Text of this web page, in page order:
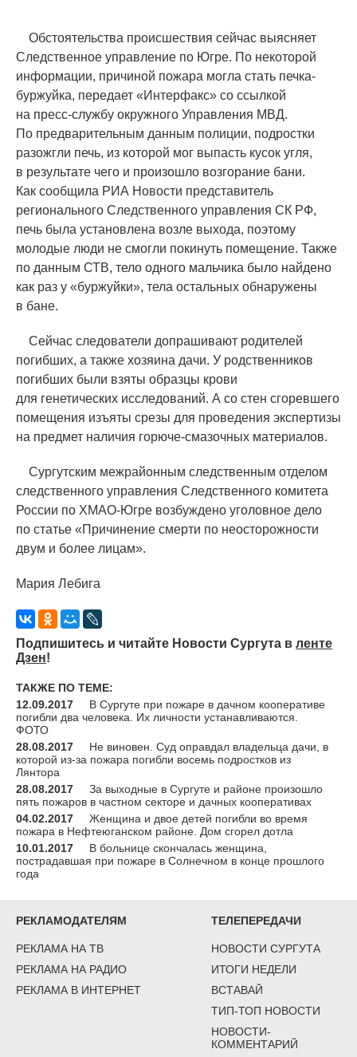
Обстоятельства происшествия сейчас выясняет
Следственное управление по Югре. По некоторой
информации, причиной пожара могла стать печка-
буржуйка, передает «Интерфакс» со ссылкой
на пресс-службу окружного Управления МВД.
По предварительным данным полиции, подростки
разожгли печь, из которой мог выпасть кусок угля,
в результате чего и произошло возгорание бани.
Как сообщила РИА Новости представитель
регионального Следственного управления СК РФ,
печь была установлена возле выхода, поэтому
молодые люди не смогли покинуть помещение. Также
по данным СТВ, тело одного мальчика было найдено
как раз у «буржуйки», тела остальных обнаружены
в бане.
Сейчас следователи допрашивают родителей
погибших, а также хозяина дачи. У родственников
погибших были взяты образцы крови
для генетических исследований. А со стен сгоревшего
помещения изъяты срезы для проведения экспертизы
на предмет наличия горюче-смазочных материалов.
Сургутским межрайонным следственным отделом
следственного управления Следственного комитета
России по ХМАО-Югре возбуждено уголовное дело
по статье «Причинение смерти по неосторожности
двум и более лицам».
Мария Лебига
Подпишитесь и читайте Новости Сургута в ленте
Дзен!
ТАКЖЕ ПО ТЕМЕ:
12.09.2017
В Сургуте при пожаре в дачном кооперативе
погибли два человека. Их личности устанавливаются.
ФОТО
28.08.2017
Не виновен. Суд оправдал владельца дачи, в
которой из-за пожара погибли восемь подростков из
Лянтора
28.08.2017
За выходные в Сургуте и районе произошло
пять пожаров в частном секторе и дачных кооперативах
04.02.2017
Женщина и двое детей погибли во время
пожара в Нефтеюганском районе. Дом сгорел дотла
10.01.2017
В больнице скончалась женщина,
пострадавшая при пожаре в Солнечном в конце прошлого
года
РЕКЛАМОДАТЕЛЯМ
РЕКЛАМА НА ТВ
РЕКЛАМА НА РАДИО
РЕКЛАМА В ИНТЕРНЕТ
ТЕЛЕПЕРЕДАЧИ
НОВОСТИ СУРГУТА
ИТОГИ НЕДЕЛИ
ВСТАВАЙ
ТИП-ТОП НОВОСТИ
НОВОСТИ-
КОММЕНТАРИЙ